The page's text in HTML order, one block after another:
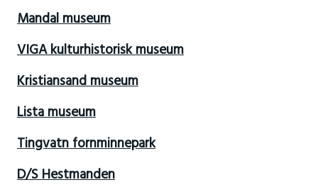
Mandal museum
VIGA kulturhistorisk museum
Kristiansand museum
Lista museum
Tingvatn fornminnepark
D/S Hestmanden